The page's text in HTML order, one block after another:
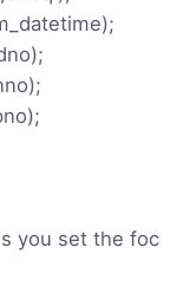
you set the foc